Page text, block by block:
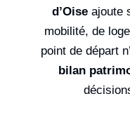
d’Oise ajoute
mobilité, de
point de départ
bilan